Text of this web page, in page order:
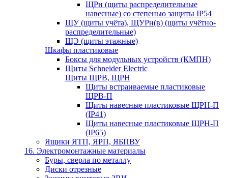
ЩРн (щиты распределительные
навесные) со степенью защиты IP54
ЩУ (щиты учёта), ЩУРн(в) (щиты учётно-
распределительные)
ЩЭ (щиты этажные)
Шкафы пластиковые
Боксы для модульных устройств (КМПН)
Щиты Schneider Electric
Щиты ЩРВ, ЩРН
Щиты встраиваемые пластиковые
ЩРВ-П
Щиты навесные пластиковые ЩРН-П
(IP41)
Щиты навесные пластиковые ЩРН-П
(IP65)
Ящики ЯТП, ЯРП, ЯБПВУ
16. Электромонтажные материалы
Буры, сверла по металлу
Диски отрезные